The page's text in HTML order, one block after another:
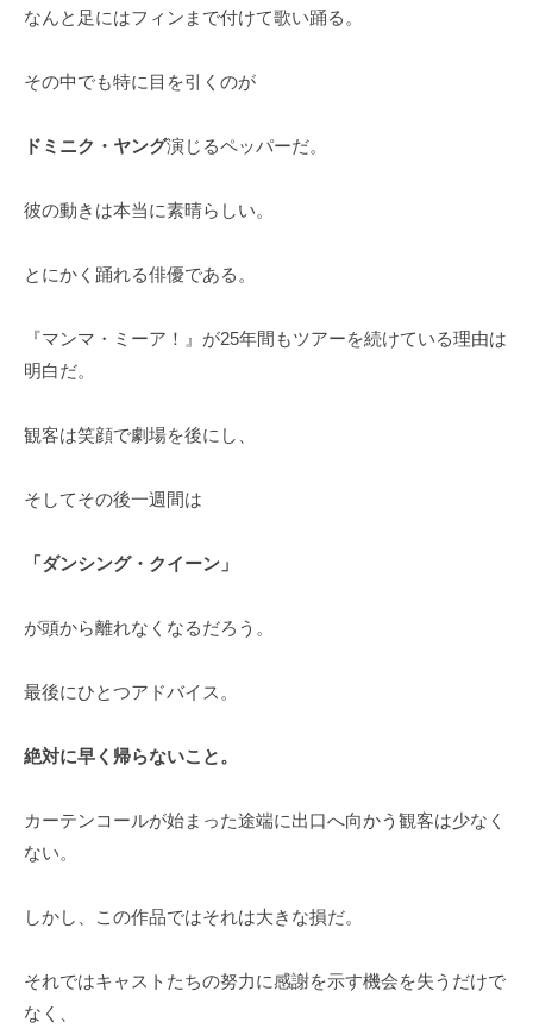
なんと足にはフィンまで付けて歌い踊る。
その中でも特に目を引くのが
ドミニク・ヤング演じるペッパーだ。
彼の動きは本当に素晴らしい。
とにかく踊れる俳優である。
『マンマ・ミーア！』が25年間もツアーを続けている理由は
明白だ。
観客は笑顔で劇場を後にし、
そしてその後一週間は
「ダンシング・クイーン」
が頭から離れなくなるだろう。
最後にひとつアドバイス。
絶対に早く帰らないこと。
カーテンコールが始まった途端に出口へ向かう観客は少なく
ない。
しかし、この作品ではそれは大きな損だ。
それではキャストたちの努力に感謝を示す機会を失うだけで
なく、